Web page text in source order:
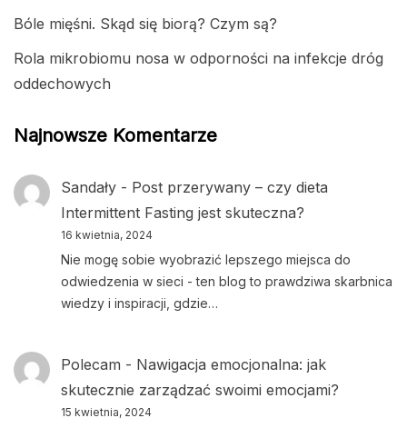
Bóle mięśni. Skąd się biorą? Czym są?
Rola mikrobiomu nosa w odporności na infekcje dróg
oddechowych
Najnowsze Komentarze
Sandały - Post przerywany – czy dieta
Intermittent Fasting jest skuteczna?
16 kwietnia, 2024
Nie mogę sobie wyobrazić lepszego miejsca do
odwiedzenia w sieci - ten blog to prawdziwa skarbnica
wiedzy i inspiracji, gdzie…
Polecam - Nawigacja emocjonalna: jak
skutecznie zarządzać swoimi emocjami?
15 kwietnia, 2024